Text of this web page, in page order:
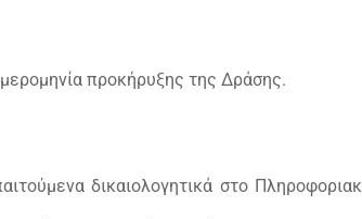
προκήρυξης της Δράσης.
δικαιολογητικά στο